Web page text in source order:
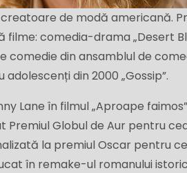
de modă americană.
filme: comedia-drama „Desert
comedie din ansamblul de
adolescenți din 2000 „Gossip”.
Lane în filmul „Aproape
Globul de Aur pentru
la premiul Oscar pentru
în remake-ul romanului